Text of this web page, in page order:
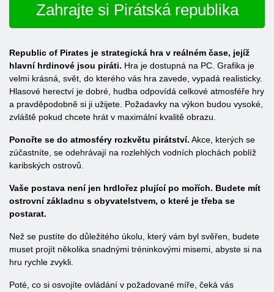
Zahrajte si Pirátská republika
Republic of Pirates je strategická hra v reálném čase, jejíž
hlavní hrdinové jsou piráti. Hra je dostupná na PC. Grafika je
velmi krásná, svět, do kterého vás hra zavede, vypadá realisticky.
Hlasové herectví je dobré, hudba odpovídá celkové atmosféře hry
a pravděpodobně si ji užijete. Požadavky na výkon budou vysoké,
zvláště pokud chcete hrát v maximální kvalitě obrazu.
Ponořte se do atmosféry rozkvětu pirátství. Akce, kterých se
zúčastníte, se odehrávají na rozlehlých vodních plochách poblíž
karibských ostrovů.
Vaše postava není jen hrdlořez plující po mořích. Budete mít
ostrovní základnu s obyvatelstvem, o které je třeba se
postarat.
Než se pustíte do důležitého úkolu, který vám byl svěřen, budete
muset projít několika snadnými tréninkovými misemi, abyste si na
hru rychle zvykli.
Poté, co si osvojíte ovládání v požadované míře, čeká vás